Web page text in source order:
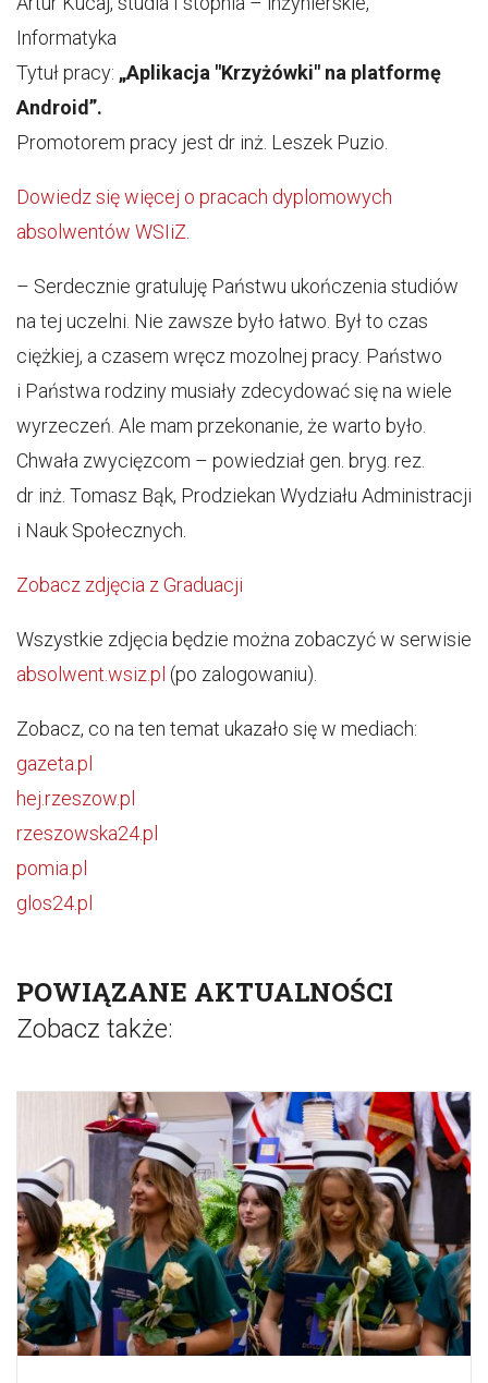
Informatyka
Tytuł pracy: „Aplikacja "Krzyżówki" na platformę
Android”.
Promotorem pracy jest dr inż. Leszek Puzio.
Dowiedz się więcej o pracach dyplomowych
absolwentów WSIiZ.
– Serdecznie gratuluję Państwu ukończenia studiów
na tej uczelni. Nie zawsze było łatwo. Był to czas
ciężkiej, a czasem wręcz mozolnej pracy. Państwo
i Państwa rodziny musiały zdecydować się na wiele
wyrzeczeń. Ale mam przekonanie, że warto było.
Chwała zwycięzcom – powiedział gen. bryg. rez.
dr inż. Tomasz Bąk, Prodziekan Wydziału Administracji
i Nauk Społecznych.
Zobacz zdjęcia z Graduacji
Wszystkie zdjęcia będzie można zobaczyć w serwisie
absolwent.wsiz.pl (po zalogowaniu).
Zobacz, co na ten temat ukazało się w mediach:
gazeta.pl
hej.rzeszow.pl
rzeszowska24.pl
pomia.pl
glos24.pl
POWIĄZANE AKTUALNOŚCI
Zobacz także: